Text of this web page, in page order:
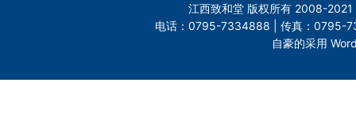
江西致和堂 版权所有 2008-
电话：0795-7334888 | 传真：0795-
自豪的采用